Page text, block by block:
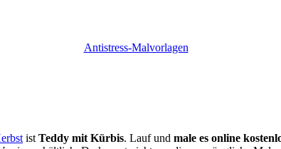
Antistress-Malvorlagen
istTeddy mit Kürbis. Lauf und male es online